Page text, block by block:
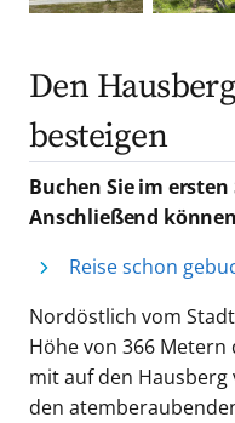
Den
besteigen
Buchen Sie im
Anschließend
Reise schon
Nordöstlich vom
Höhe von 366 Metern
mit auf den Hausberg
den